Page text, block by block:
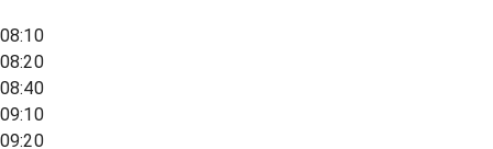
08:10
08:20
08:40
09:10
09:20